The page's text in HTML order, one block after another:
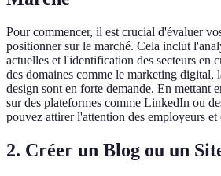
Pour commencer, il est crucial d'évaluer
positionner sur le marché. Cela inclut
actuelles et l'identification des secteurs en
des domaines comme le marketing digital,
design sont en forte demande. En mettant
sur des plateformes comme LinkedIn ou
pouvez attirer l'attention des employeurs et
2. Créer un Blog ou un